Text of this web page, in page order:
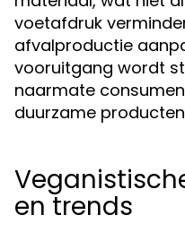
voetafdruk
afvalproductie
vooruitgang wordt
naarmate
duurzame
en trends